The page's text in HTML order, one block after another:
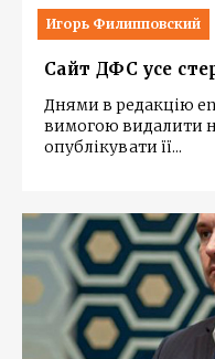
Игорь Филипповский
Сайт ДФС усе
Днями в редакцію
вимогою видалити
опублікувати її...